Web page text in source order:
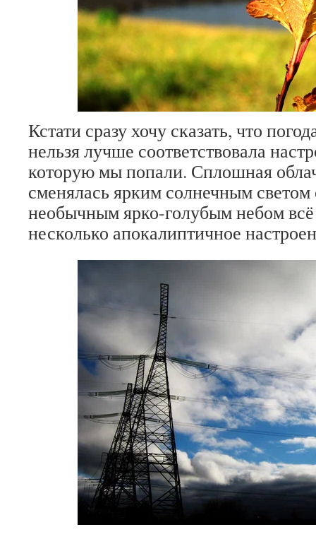
Кстати сразу хочу сказать, что
нельзя лучше соответствовала
которую мы попали. Сплошная
сменялась ярким солнечным светом
необычным ярко-голубым небом всё
несколько апокалиптичное